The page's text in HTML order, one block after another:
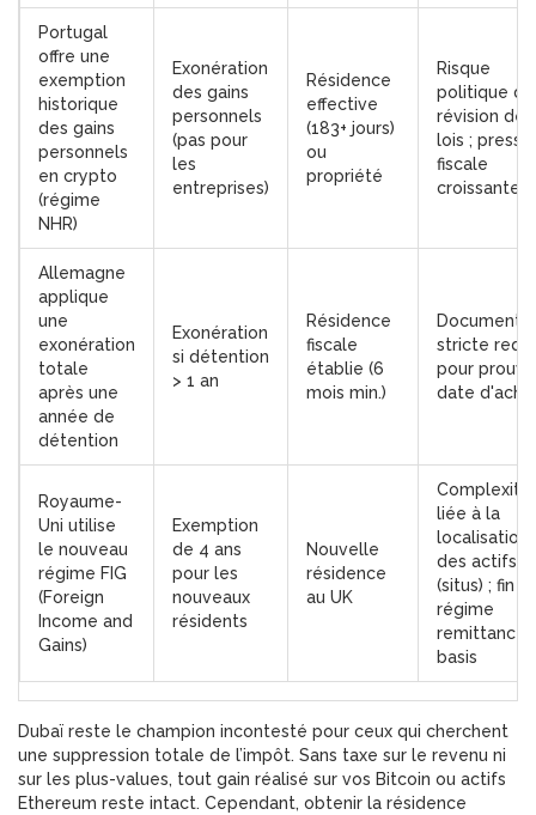
Portugal
offre une
exemption
historique
des gains
personnels
en crypto
(régime
NHR)
Exonération
des gains
personnels
(pas pour
les
entreprises)
Résidence
effective
(183+ jours)
ou
propriété
Risque
politique de
révision des
lois ;
fiscale
croissante
Allemagne
applique
une
exonération
totale
après une
année de
détention
Exonération
si détention
> 1 an
Résidence
fiscale
établie (6
mois min.)
stricte
pour
date
Royaume-
Uni utilise
le nouveau
régime FIG
(Foreign
Income and
Gains)
Exemption
de 4 ans
pour les
nouveaux
résidents
Nouvelle
résidence
au UK
Complexité
liée à la
localisation
des actifs
(situs) ; fin
régime
remittance
basis
Dubaï reste le champion incontesté pour ceux qui cherchent
une suppression totale de l’impôt. Sans taxe sur le revenu ni
sur les plus-values, tout gain réalisé sur vos Bitcoin ou actifs
Ethereum reste intact. Cependant, obtenir la résidence